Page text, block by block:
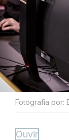
Fotografia por:
Ouvir